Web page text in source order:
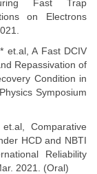
Fast Trap
on Electrons
et.al, A Fast DCIV
Repassivation of
Condition in
Symposium
Comparative
HCD and NBTI
Reliability
2021. (Oral)